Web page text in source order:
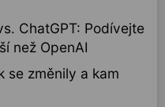
ChatGPT: Podívejte
než OpenAI
se změnily a kam